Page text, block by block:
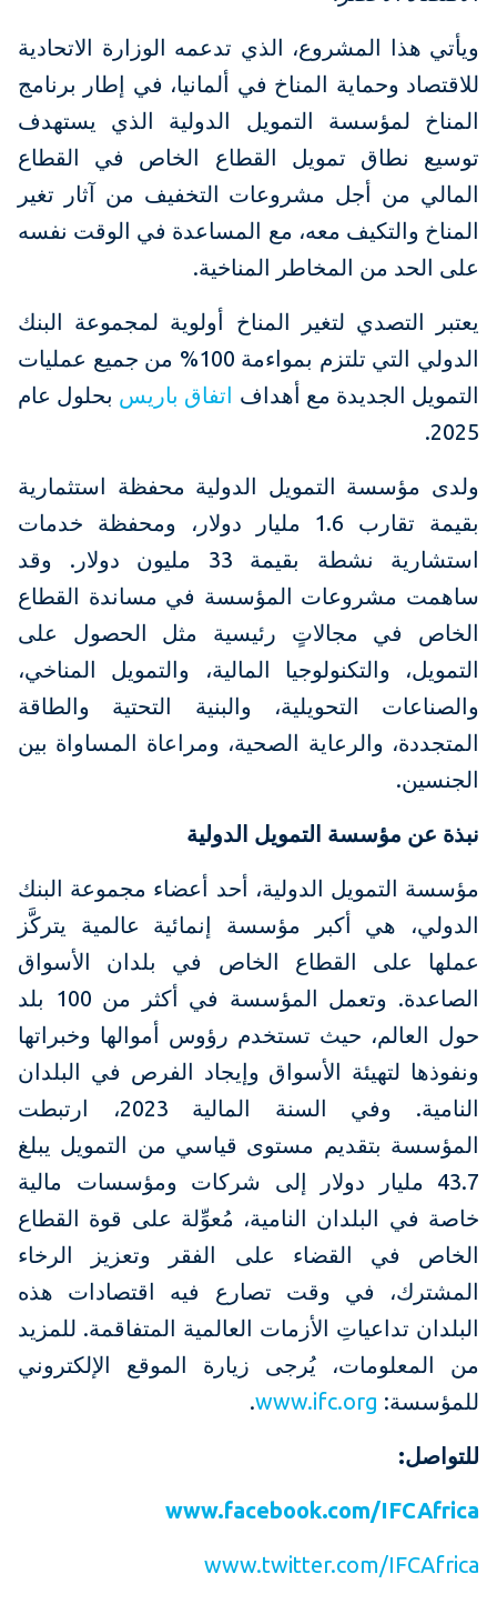
ويأتي هذا المشروع، الذي تدعمه الوزارة الاتحادية
للاقتصاد وحماية المناخ في ألمانيا، في إطار برنامج
المناخ لمؤسسة التمويل الدولية الذي يستهدف
توسيع نطاق تمويل القطاع الخاص في القطاع
المالي من أجل مشروعات التخفيف من آثار تغير
المناخ والتكيف معه، مع المساعدة في الوقت نفسه
على الحد من المخاطر المناخية.
يعتبر التصدي لتغير المناخ أولوية لمجموعة البنك
الدولي التي تلتزم بمواءمة 100% من جميع عمليات
التمويل الجديدة مع أهداف اتفاق باريس بحلول عام
2025.
ولدى مؤسسة التمويل الدولية محفظة استثمارية
بقيمة تقارب 1.6 مليار دولار، ومحفظة خدمات
استشارية نشطة بقيمة 33 مليون دولار. وقد
ساهمت مشروعات المؤسسة في مساندة القطاع
الخاص في مجالاتٍ رئيسية مثل الحصول على
التمويل، والتكنولوجيا المالية، والتمويل المناخي،
والصناعات التحويلية، والبنية التحتية والطاقة
المتجددة، والرعاية الصحية، ومراعاة المساواة بين
الجنسين.
نبذة عن مؤسسة التمويل الدولية
مؤسسة التمويل الدولية، أحد أعضاء مجموعة البنك
الدولي، هي أكبر مؤسسة إنمائية عالمية يتركَّز
عملها على القطاع الخاص في بلدان الأسواق
الصاعدة. وتعمل المؤسسة في أكثر من 100 بلد
حول العالم، حيث تستخدم رؤوس أموالها وخبراتها
ونفوذها لتهيئة الأسواق وإيجاد الفرص في البلدان
النامية. وفي السنة المالية 2023، ارتبطت
المؤسسة بتقديم مستوى قياسي من التمويل يبلغ
43.7 مليار دولار إلى شركات ومؤسسات مالية
خاصة في البلدان النامية، مُعوِّلة على قوة القطاع
الخاص في القضاء على الفقر وتعزيز الرخاء
المشترك، في وقت تصارع فيه اقتصادات هذه
البلدان تداعياتِ الأزمات العالمية المتفاقمة. للمزيد
من المعلومات، يُرجى زيارة الموقع الإلكتروني
للمؤسسة:
.
للتواصل:
www.facebook.com/IFCAfrica
www.twitter.com/IFCAfrica